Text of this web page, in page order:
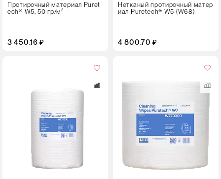
Протирочный материал Puret
ech® W5, 50 гр/м²
3 450.16 ₽
Нетканый протирочный матер
иал Puretech® W5 (W68)
4 800.70 ₽